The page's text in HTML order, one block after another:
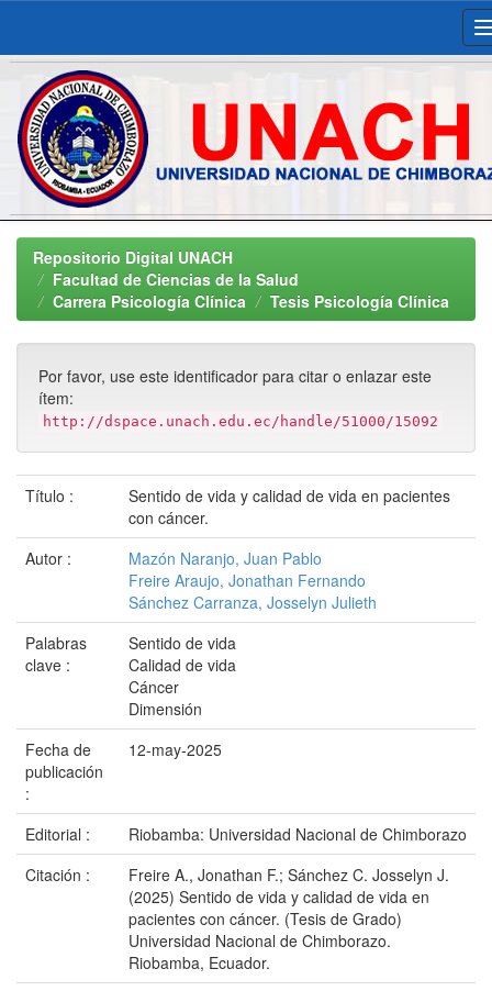
Skip
navigationRepositorio Digital UNACH
Facultad de Ciencias de la Salud
Carrera Psicología Clínica
Tesis Psicología Clínica
Por favor, use este identificador para citar o enlazar este
ítem:
http://dspace.unach.edu.ec/handle/51000/15092
Título :
Sentido de vida y calidad de vida en pacientes
con cáncer.
Autor :
Mazón Naranjo, Juan Pablo
Freire Araujo, Jonathan Fernando
Sánchez Carranza, Josselyn Julieth
Palabras
clave :
Sentido de vida
Calidad de vida
Cáncer
Dimensión
Fecha de
publicación
:
12-may-2025
Editorial :
Riobamba: Universidad Nacional de Chimborazo
Citación :
Freire A., Jonathan F.; Sánchez C. Josselyn J.
(2025) Sentido de vida y calidad de vida en
pacientes con cáncer. (Tesis de Grado)
Universidad Nacional de Chimborazo.
Riobamba, Ecuador.